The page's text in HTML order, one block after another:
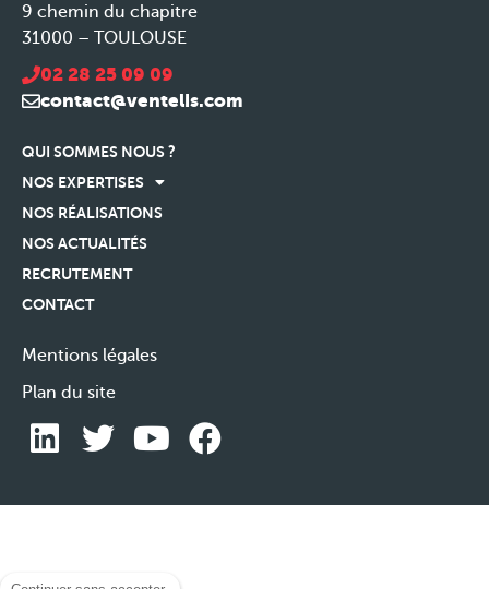
9 chemin du chapitre
31000 – TOULOUSE
02 28 25 09 09
contact@ventelis.com
QUI SOMMES NOUS ?
NOS EXPERTISES
NOS RÉALISATIONS
NOS ACTUALITÉS
RECRUTEMENT
CONTACT
Mentions légales
Plan du site